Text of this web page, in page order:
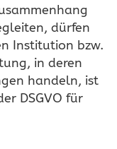
dürfen
Institution bzw.
in deren
handeln, ist
DSGVO für